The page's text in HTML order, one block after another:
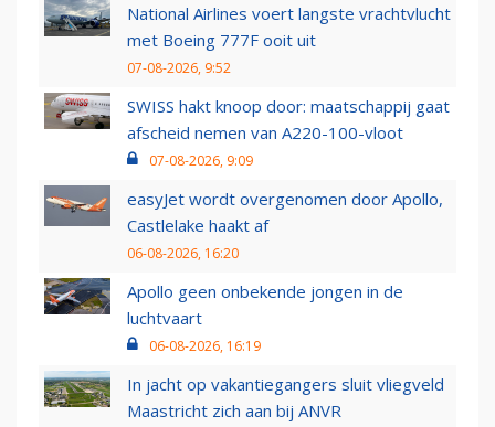
National Airlines voert langste vrachtvlucht
met Boeing 777F ooit uit
07-08-2026, 9:52
SWISS hakt knoop door: maatschappij gaat
afscheid nemen van A220-100-vloot
07-08-2026, 9:09
easyJet wordt overgenomen door Apollo,
Castlelake haakt af
06-08-2026, 16:20
Apollo geen onbekende jongen in de
luchtvaart
06-08-2026, 16:19
In jacht op vakantiegangers sluit vliegveld
Maastricht zich aan bij ANVR